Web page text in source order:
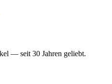
— seit 30 Jahren geliebt.